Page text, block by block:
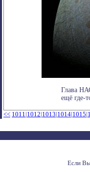
Глава
ещё где-
<< 1011|1012|1013|1014|1015|
Если